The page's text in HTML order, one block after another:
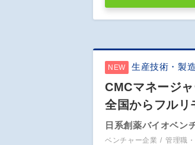
NEW 生産技術・製
CMCマネージ
全国からフルリ
日系創薬バイオベン
ベンチャー企業 管理職